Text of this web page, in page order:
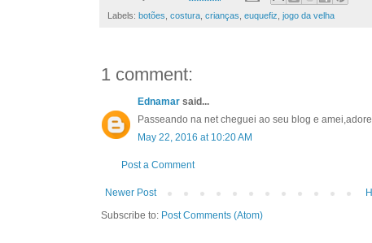
Labels: botões costura crianças euquefiz jogo da velha
1 comment:
Ednamar said...
Passeando na net cheguei ao seu blog e
May 22, 2016 at 10:20 AM
Post a Comment
Newer Post
Subscribe to: Post Comments (Atom)